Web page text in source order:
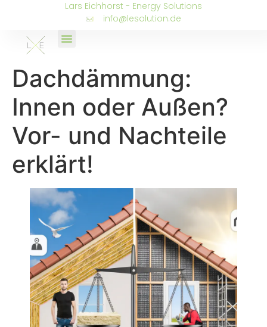
Lars Eichhorst - Energy Solutions
info@lesolution.de
Dachdämmung:
Innen oder Außen?
Vor- und Nachteile
erklärt!